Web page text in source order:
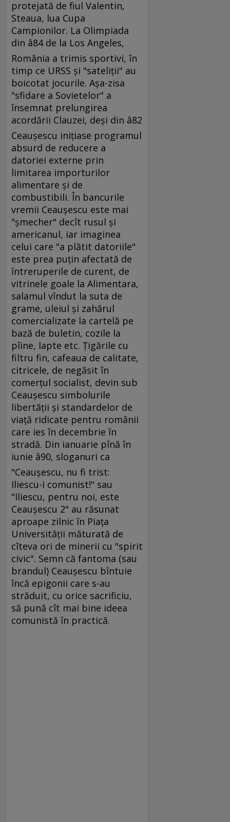
protejată de fiul Valentin,
Steaua, lua Cupa
Campionilor. La Olimpiada
din â84 de la Los Angeles,
România a trimis sportivi, în
timp ce URSS şi "sateliţii" au
boicotat jocurile. Aşa-zisa
"sfidare a Sovietelor" a
însemnat prelungirea
acordării Clauzei, deşi din â82
Ceauşescu iniţiase programul
absurd de reducere a
datoriei externe prin
limitarea importurilor
alimentare şi de
combustibili. În bancurile
vremii Ceauşescu este mai
"şmecher" decît rusul şi
americanul, iar imaginea
celui care "a plătit datoriile"
este prea puţin afectată de
întreruperile de curent, de
vitrinele goale la Alimentara,
salamul vîndut la suta de
grame, uleiul şi zahărul
comercializate la cartelă pe
bază de buletin, cozile la
pîine, lapte etc. Ţigările cu
filtru fin, cafeaua de calitate,
citricele, de negăsit în
comerţul socialist, devin sub
Ceauşescu simbolurile
libertăţii şi standardelor de
viaţă ridicate pentru românii
care ies în decembrie în
stradă. Din ianuarie pînă în
iunie â90, sloganuri ca
"Ceauşescu, nu fi trist:
Iliescu-i comunist!" sau
"Iliescu, pentru noi, este
Ceauşescu 2" au răsunat
aproape zilnic în Piaţa
Universităţii măturată de
cîteva ori de minerii cu "spirit
civic". Semn că fantoma (sau
brandul) Ceauşescu bîntuie
încă epigonii care s-au
străduit, cu orice sacrificiu,
să pună cît mai bine ideea
comunistă în practică.